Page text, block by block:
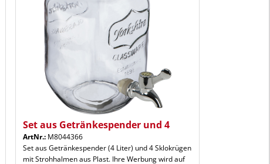
Set aus Getränkespender und 4
ArtNr.: M8044366
Set aus Getränkespender (4 Liter) und 4 Sklokrügen
mit Strohhalmen aus Plast. Ihre Werbung wird auf